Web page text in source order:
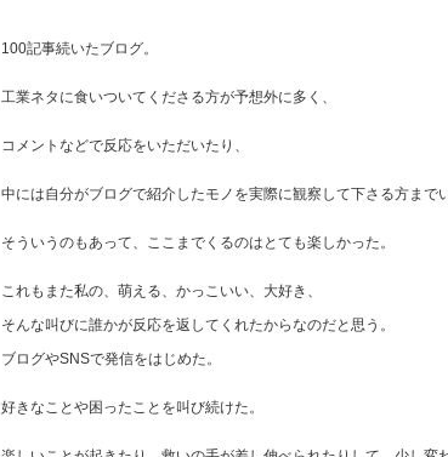
100記事続いたブログ。
工業ネタに食いついてくださる方が予想外に多く、
コメントなどで反応をいただいたり、
中には自分がブログで紹介したモノを実際に観察して下さる方までい
そういうのもあって、ここまでくるのはとても楽しかった。
これもまた私の、萌える、かっこいい、大好き、
そんな叫びに誰かが反応を返してくれたからなのだと思う。
ブログやSNSで発信をはじめた。
好きなことや困ったことを叫び続けた。